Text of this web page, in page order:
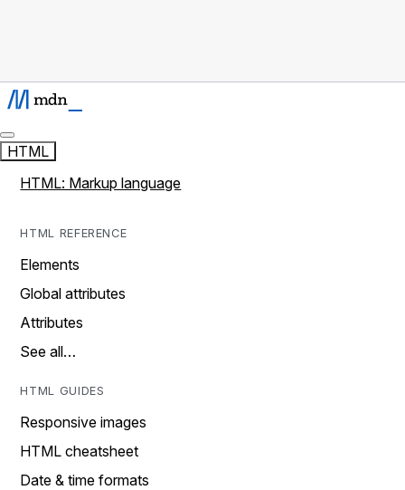
HTML
HTML: Markup language
HTML REFERENCE
Elements
Global attributes
Attributes
See all…
HTML GUIDES
Responsive images
HTML cheatsheet
Date & time formats